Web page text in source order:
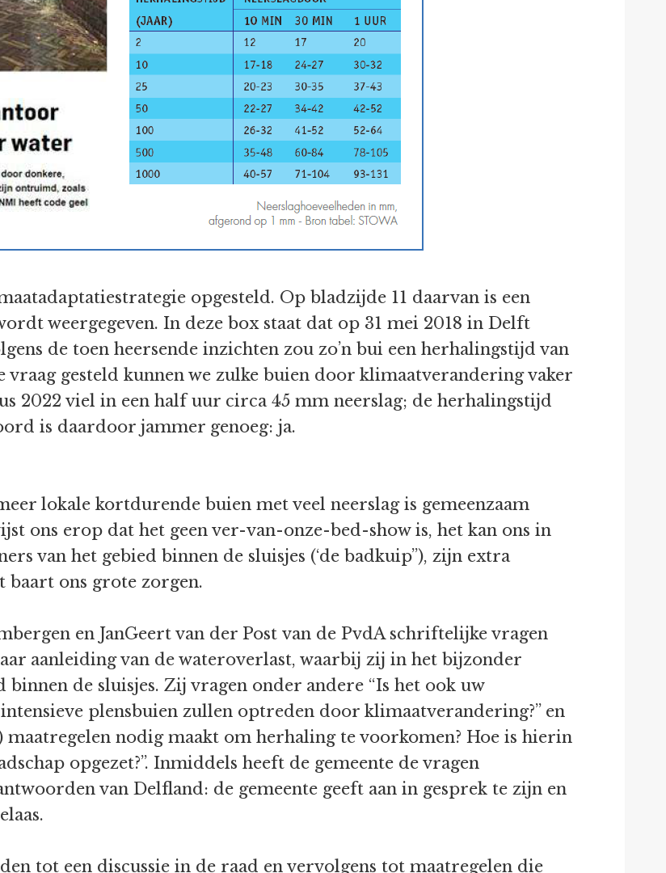
opgesteld. Op bladzijde 11 daarvan is een
weergegeven. In deze box staat dat op 31 mei 2018 in Delft
de toen heersende inzichten zou zo’n bui een herhalingstijd van
gesteld kunnen we zulke buien door klimaatverandering vaker
2022 viel in een half uur circa 45 mm neerslag; de herhalingstijd
is daardoor jammer genoeg: ja.
lokale kortdurende buien met veel neerslag is gemeenzaam
ons erop dat het geen ver-van-onze-bed-show is, het kan ons in
van het gebied binnen de sluisjes (‘de badkuip”), zijn extra
baart ons grote zorgen.
en JanGeert van der Post van de PvdA schriftelijke vragen
aanleiding van de wateroverlast, waarbij zij in het bijzonder
de sluisjes. Zij vragen onder andere “Is het ook uw
plensbuien zullen optreden door klimaatverandering?” en
nodig maakt om herhaling te voorkomen? Hoe is hierin
opgezet?”. Inmiddels heeft de gemeente de vragen
van Delfland: de gemeente geeft aan in gesprek te zijn en
tot een discussie in de raad en vervolgens tot maatregelen die